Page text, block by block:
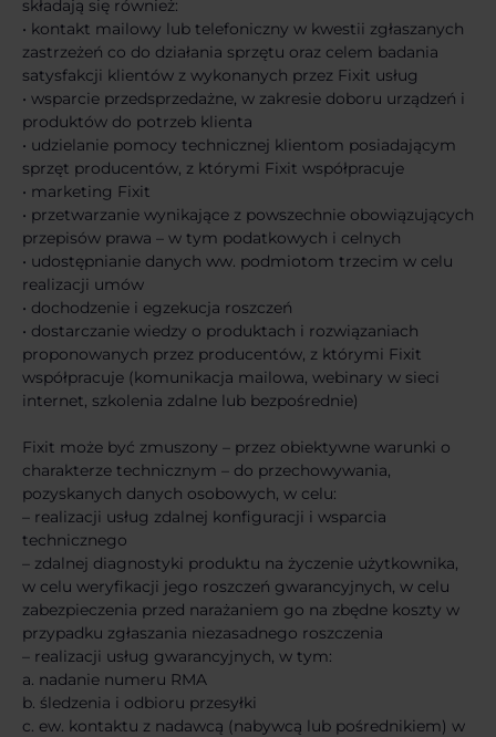
składają się również:
• kontakt mailowy lub telefoniczny w kwestii zgłaszanych
zastrzeżeń co do działania sprzętu oraz celem badania
satysfakcji klientów z wykonanych przez Fixit usług
• wsparcie przedsprzedażne, w zakresie doboru urządzeń i
produktów do potrzeb klienta
• udzielanie pomocy technicznej klientom posiadającym
sprzęt producentów, z którymi Fixit współpracuje
• marketing Fixit
• przetwarzanie wynikające z powszechnie obowiązujących
przepisów prawa – w tym podatkowych i celnych
• udostępnianie danych ww. podmiotom trzecim w celu
realizacji umów
• dochodzenie i egzekucja roszczeń
• dostarczanie wiedzy o produktach i rozwiązaniach
proponowanych przez producentów, z którymi Fixit
współpracuje (komunikacja mailowa, webinary w sieci
internet, szkolenia zdalne lub bezpośrednie)
Fixit może być zmuszony – przez obiektywne warunki o
charakterze technicznym – do przechowywania,
pozyskanych danych osobowych, w celu:
– realizacji usług zdalnej konfiguracji i wsparcia
technicznego
– zdalnej diagnostyki produktu na życzenie użytkownika,
w celu weryfikacji jego roszczeń gwarancyjnych, w celu
zabezpieczenia przed narażaniem go na zbędne koszty w
przypadku zgłaszania niezasadnego roszczenia
– realizacji usług gwarancyjnych, w tym:
a. nadanie numeru RMA
b. śledzenia i odbioru przesyłki
c. ew. kontaktu z nadawcą (nabywcą lub pośrednikiem) w